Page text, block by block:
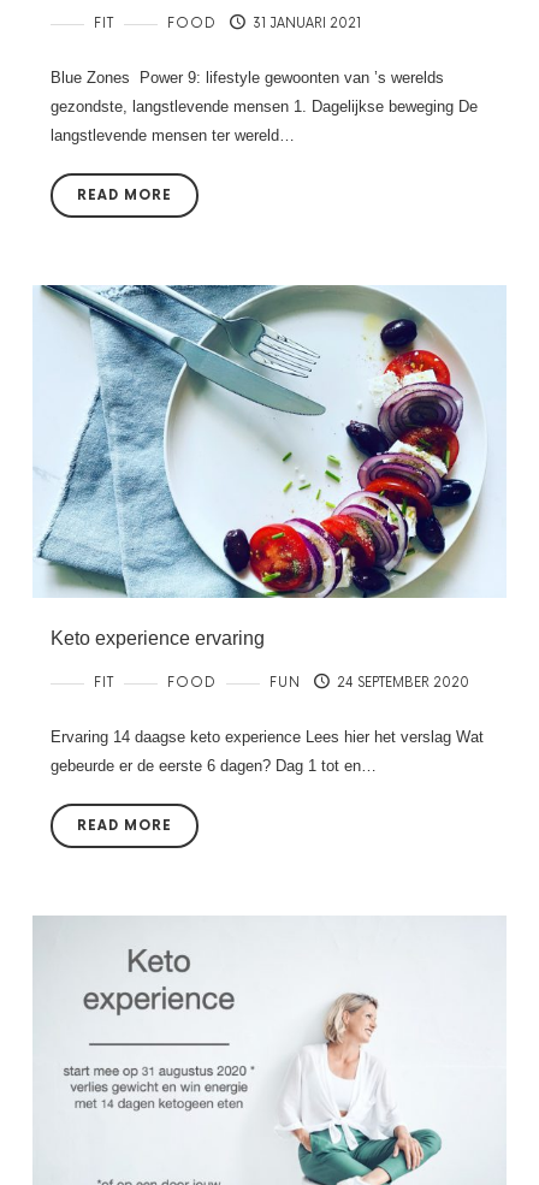
FIT FOOD 31 JANUARI 2021
Blue Zones Power 9: lifestyle gewoonten van ’s werelds
gezondste, langstlevende mensen 1. Dagelijkse beweging De
langstlevende mensen ter wereld…
READ MORE
Keto experience ervaring
FIT FOOD FUN 24 SEPTEMBER 2020
Ervaring 14 daagse keto experience Lees hier het verslag Wat
gebeurde er de eerste 6 dagen? Dag 1 tot en…
READ MORE